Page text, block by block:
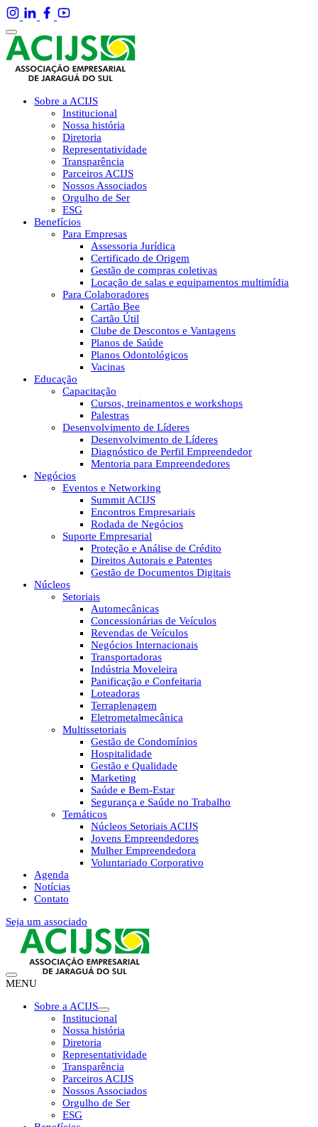
Sobre a ACIJS
Institucional
Nossa história
Diretoria
Representatividade
Transparência
Parceiros ACIJS
Nossos Associados
Orgulho de Ser
ESG
Benefícios
Para Empresas
Assessoria Jurídica
Certificado de Origem
Gestão de compras coletivas
Locação de salas e equipamentos multimídia
Para Colaboradores
Cartão Bee
Cartão Útil
Clube de Descontos e Vantagens
Planos de Saúde
Planos Odontológicos
Vacinas
Educação
Capacitação
Cursos, treinamentos e workshops
Palestras
Desenvolvimento de Líderes
Desenvolvimento de Líderes
Diagnóstico de Perfil Empreendedor
Mentoria para Empreendedores
Negócios
Eventos e Networking
Summit ACIJS
Encontros Empresariais
Rodada de Negócios
Suporte Empresarial
Proteção e Análise de Crédito
Direitos Autorais e Patentes
Gestão de Documentos Digitais
Núcleos
Setoriais
Automecânicas
Concessionárias de Veículos
Revendas de Veículos
Negócios Internacionais
Transportadoras
Indústria Moveleira
Panificação e Confeitaria
Loteadoras
Terraplenagem
Eletrometalmecânica
Multissetoriais
Gestão de Condomínios
Hospitalidade
Gestão e Qualidade
Marketing
Saúde e Bem-Estar
Segurança e Saúde no Trabalho
Temáticos
Núcleos Setoriais ACIJS
Jovens Empreendedores
Mulher Empreendedora
Voluntariado Corporativo
Agenda
Notícias
Contato
Seja um associado
MENU
Sobre a ACIJS
Institucional
Nossa história
Diretoria
Representatividade
Transparência
Parceiros ACIJS
Nossos Associados
Orgulho de Ser
ESG